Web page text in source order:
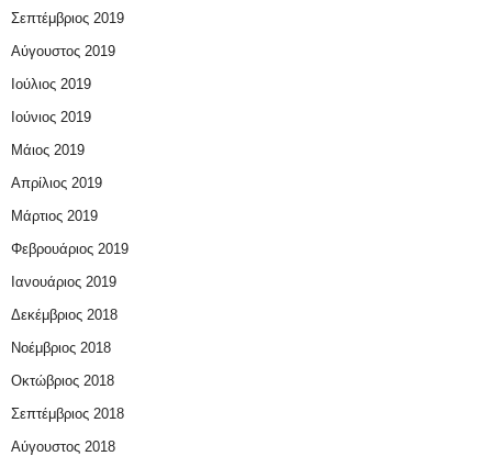
Σεπτέμβριος 2019
Αύγουστος 2019
Ιούλιος 2019
Ιούνιος 2019
Μάιος 2019
Απρίλιος 2019
Μάρτιος 2019
Φεβρουάριος 2019
Ιανουάριος 2019
Δεκέμβριος 2018
Νοέμβριος 2018
Οκτώβριος 2018
Σεπτέμβριος 2018
Αύγουστος 2018